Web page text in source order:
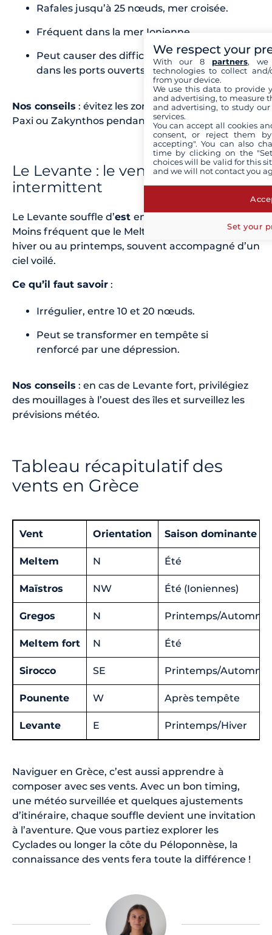
Rafales jusqu’à 25 nœuds, mer croisée.
Fréquent dans la mer Ionienne.
Peut causer des difficultés d’amarrage
dans les ports ouverts à l’ouest.
Nos conseils : évitez les zones exposées comme
Paxi ou Zakynthos pendant son passage.
Le Levante : le vent d’est
intermittent
Le Levante souffle d’est en mer Égée et Ionienne.
Moins fréquent que le Meltem, il se manifeste en
hiver ou au printemps, souvent accompagné d’un
ciel voilé.
Ce qu’il faut savoir :
Irrégulier, entre 10 et 20 nœuds.
Peut se transformer en tempête si
renforcé par une dépression.
Nos conseils : en cas de Levante fort, privilégiez
des mouillages à l’ouest des îles et surveillez les
prévisions météo.
Tableau récapitulatif des
vents en Grèce
Vent Orientation Saison dominante
Meltem N Été
Maïstros NW Été (Ioniennes)
Gregos N Printemps/Automne
Meltem fort N Été
Sirocco SE Printemps/Automne
Pounente W Après tempête
Levante E Printemps/Hiver
Naviguer en Grèce, c’est aussi apprendre à
composer avec ses vents. Avec un bon timing,
une météo surveillée et quelques ajustements
d’itinéraire, chaque souffle devient une invitation
à l’aventure. Que vous partiez explorer les
Cyclades ou longer la côte du Péloponnèse, la
connaissance des vents fera toute la différence !
We respect your
With our 8 partners, we
technologies to collect
from your device.
We use this data to provide
and advertising, to measure
and advertising, to study
services.
You can accept all cookies
consent, or reject them
accepting". You can also
time by clicking on the
choices will be valid for this
and we will not contact you
Set your